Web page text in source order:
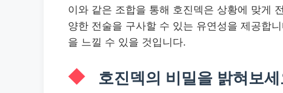
이와 같은 조합을 통해 호진덱은 상황에 맞게
양한 전술을 구사할 수 있는 유연성을 제공합
을 느낄 수 있을 것입니다.
호진덱의 비밀을 밝혀보세